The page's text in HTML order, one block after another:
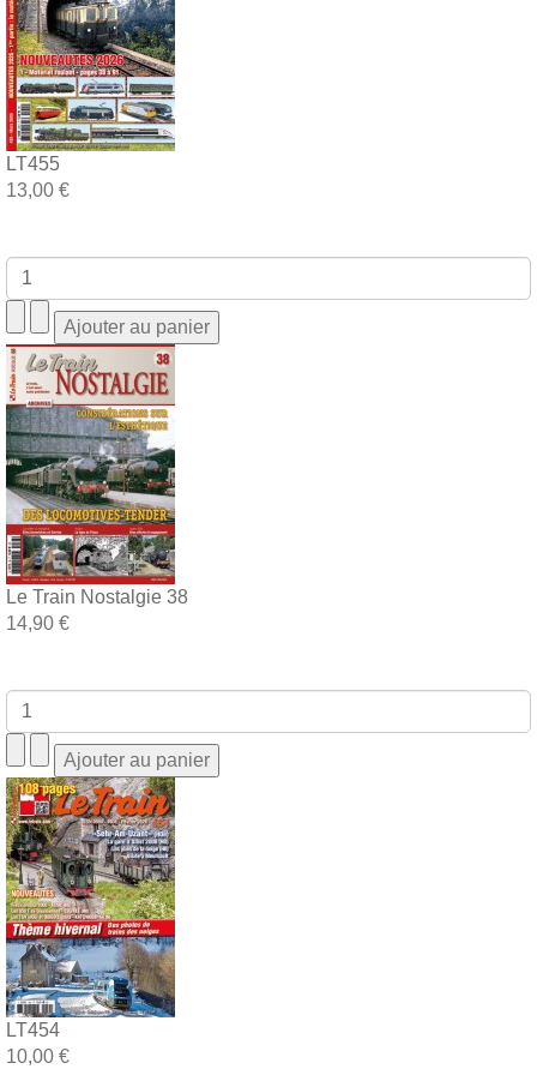
LT455
13,00 €
Le Train Nostalgie 38
14,90 €
LT454
10,00 €